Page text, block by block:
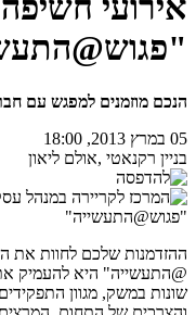
אירועי חשיפה
הנכם מוזמנים למפגש עם
05 במרץ 2013, 18:00
בניין רקנאטי ,אולם ליאון
ההזדמנות שלכם לחוות את
@התעשייה" היא להעמיק
שונות במשק, מגוון